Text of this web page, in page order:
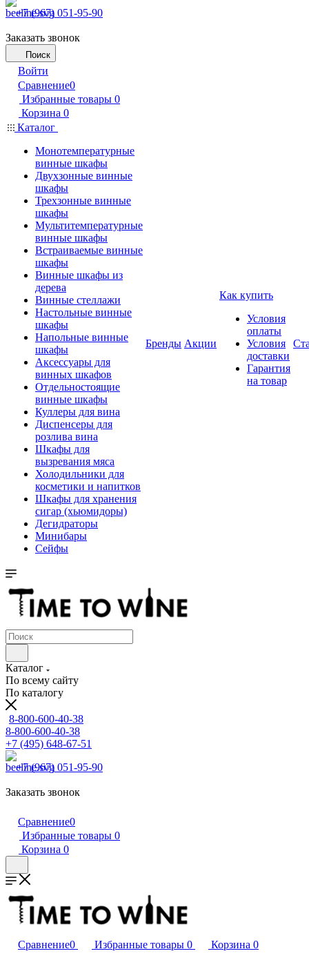
+7 (967) 051-95-90
Заказать звонок
Поиск
Войти
Сравнение0
Избранные товары 0
Корзина 0
Каталог
Монотемпературные
винные шкафы
Двухзонные винные
шкафы
Трехзонные винные
шкафы
Мультитемпературные
винные шкафы
Встраиваемые винные
шкафы
Винные шкафы из
дерева
Винные стеллажи
Настольные винные
шкафы
Напольные винные
шкафы
Аксессуары для
винных шкафов
Отдельностоящие
винные шкафы
Куллеры для вина
Диспенсеры для
розлива вина
Шкафы для
вызревания мяса
Холодильники для
косметики и напитков
Шкафы для хранения
сигар (хьюмидоры)
Дегидраторы
Минибары
Сейфы
Бренды Акции
Как купить
Условия
оплаты
Условия
доставки
Гарантия
на товар
Каталог
По всему сайту
По каталогу
8-800-600-40-38
8-800-600-40-38
+7 (495) 648-67-51
+7 (967) 051-95-90
Заказать звонок
Сравнение0
Избранные товары 0
Корзина 0
Сравнение0 Избранные товары 0 Корзина 0